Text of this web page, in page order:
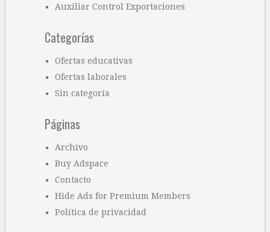
Auxiliar Control Exportaciones
Categorías
Ofertas educativas
Ofertas laborales
Sin categoría
Páginas
Archivo
Buy Adspace
Contacto
Hide Ads for Premium Members
Política de privacidad